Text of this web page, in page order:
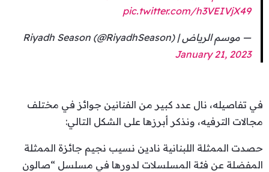
pic.twitter.com/h3VEIVjX49
— موسم الرياض | Riyadh Season (@RiyadhSeason)
January 21, 2023
في تفاصيله، نال عدد كبير من الفنانين جوائز في مختلف
مجالات الترفيه، ونذكر أبرزها على الشكل التالي:
حصدت الممثلة اللبنانية نادين نسيب نجيم جائزة الممثلة
المفضلة عن فئة المسلسلات لدورها في مسلسل “صالون